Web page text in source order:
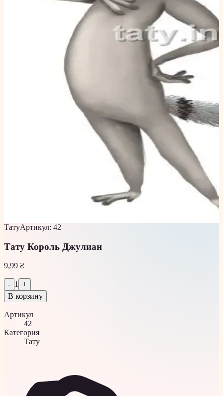
ТатуАртикул: 42
Тату Король Джулиан
9,99 ₴
- 1 +
В корзину
Артикул
42
Категория
Тату